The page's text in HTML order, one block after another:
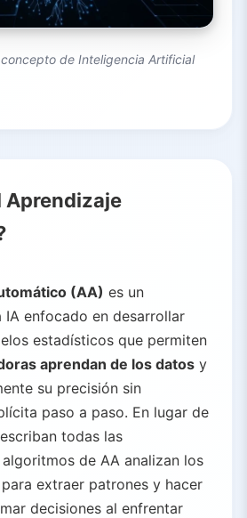
de Inteligencia Artificial
Aprendizaje
(AA) es un
IA enfocado en desarrollar
estadísticos que permiten
aprendan de los datos y
su precisión sin
paso a paso. En lugar de
todas las
de AA analizan los
extraer patrones y hacer
decisiones al enfrentar